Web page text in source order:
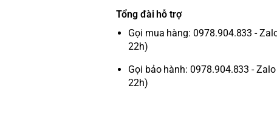
Tổng đài hỗ trợ
Gọi mua hàng: 0978.904.833 -
22h)
Gọi bảo hành: 0978.904.833 -
22h)